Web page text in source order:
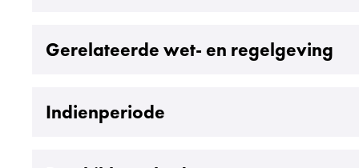
Gerelateerde wet- en regelgeving
Uitklappen
Indienperiode
Uitklappen